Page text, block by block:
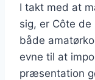
I takt med at
sig, er Côte
både
evne til at
præsentation